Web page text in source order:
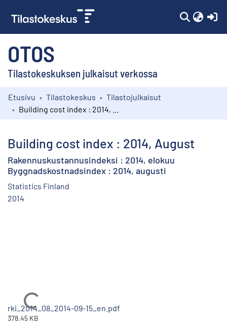
OTOS
Tilastokeskuksen julkaisut verkossa
Kokoelmat
Etusivu Tilastokeskus
Tilastojulkaisut
Building cost index : 2014, August
Rakennuskustannusindeksi : 2014, elokuu
Byggnadskostnadsindex : 2014, augusti
Statistics Finland
2014
Ladataan...
rki_2014_08_2014-09-15_en.pdf
378.45 KB